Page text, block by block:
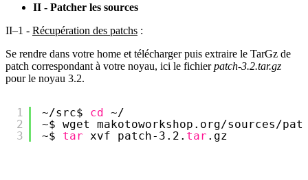
II - Patcher les sources
II–1 - Récupération des patchs :
Se rendre dans votre home et télécharger puis extraire le TarGz de
patch correspondant à votre noyau, ici le fichierpatch-3.2.tar.gz
pour le noyau 3.2.
1
2
3
~/src$ cd ~/
~$ wget makotoworkshop.org/sources/
~$ tar xvf patch-3.2. tar .gz